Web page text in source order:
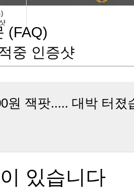
(FAQ)
중 인증샷
원 잭팟..... 대박 터졌
있습니다